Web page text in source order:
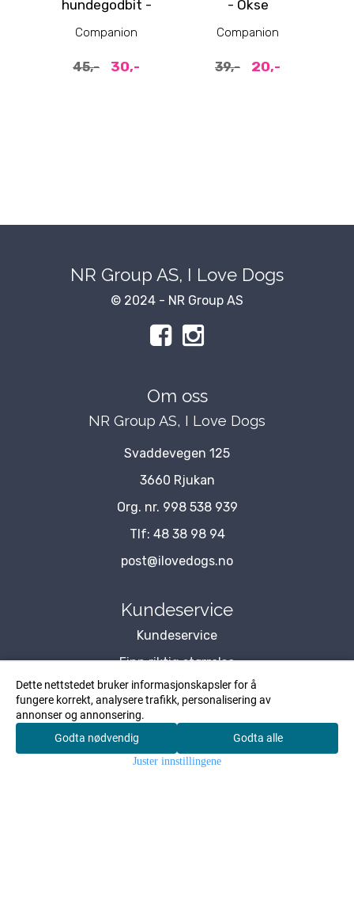
Søk
hundegodbit -
Companion
45,- 30,-
- Okse
Companion
39,- 20,-
Dette nettstedet bruker informasjonskapsler for å
fungere korrekt, analysere trafikk, personalisering av
annonser og annonsering.
Godta nødvendig
Godta alle
Juster innstillingene
NR Group AS, I Love Dogs
© 2024 - NR Group AS
Om oss
NR Group AS, I Love Dogs
Svaddevegen 125
3660 Rjukan
Org. nr. 998 538 939
Tlf: 48 38 98 94
post@ilovedogs.no
Kundeservice
Kundeservice
Finn riktig størrelse
Blogg
Forhandler